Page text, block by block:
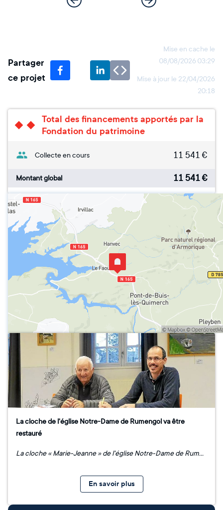
Partager
ce projet
Mise en cache le
08/08/2026 03:29
Mise à jour le 22/04/2026
20:18
Total des financements apportés par la
Fondation du patrimoine
Collecte en cours 11 541 €
Montant global 11 541€
La cloche de l'église Notre-Dame de Rumengol va être
restauré
La cloche « Marie-Jeanne » de l'église Notre-Dame de Rumengol, installée en 1899, est en cours de restauration en raison d’une fissure qui menace sa stabilité. Nommée en l’honneur de sa marraine, Marie-Françoise, et de son parrain, Jean Le Lann, ancien maire de Rumengol, cette cloche risquait de se détériorer davantage. Les travaux visent à réparer la fissure et à garantir la sécurité du site, tout en préservant ce symbole du patrimoine local.
En savoir plus